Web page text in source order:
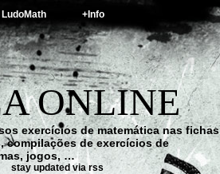
LudoMath +Info
ONLINE
exercícios de matemática nas fichas
compilações de exercícios de
jogos, …
stay updated via rss